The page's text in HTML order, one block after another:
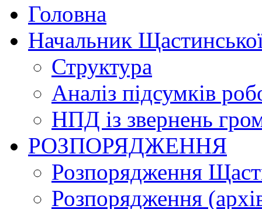
Головна
Начальник
Структура
Аналіз підсумків
НПД із звернень
РОЗПОРЯДЖЕННЯ
Розпорядження
Розпорядження